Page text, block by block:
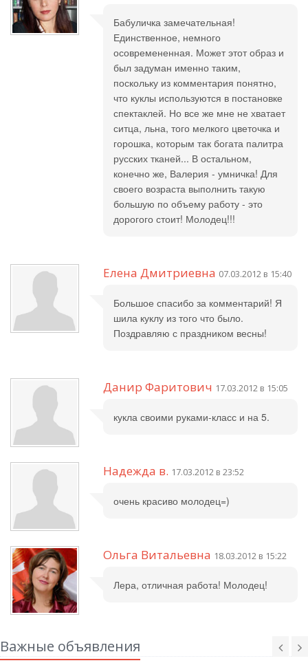
Бабуличка замечательная!
Единственное, немного
осовремененная. Может этот образ и
был задуман именно таким,
поскольку из комментария понятно,
что куклы используются в постановке
спектаклей. Но все же мне не хватает
ситца, льна, того мелкого цветочка и
горошка, которым так богата палитра
русских тканей... В остальном,
конечно же, Валерия - умничка! Для
своего возраста выполнить такую
большую по объему работу - это
дорогого стоит! Молодец!!!
Елена Дмитриевна 07.03.2012 в 15:40
Большое спасибо за комментарий! Я
шила куклу из того что было.
Поздравляю с праздником весны!
Данир Фаритович 17.03.2012 в 15:05
кукла своими руками-класс и на 5.
Надежда в. 17.03.2012 в 23:52
очень красиво молодец=)
Ольга Витальевна 18.03.2012 в 15:22
Лера, отличная работа! Молодец!
Важные объявления